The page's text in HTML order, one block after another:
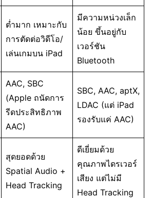
ต่ำมาก เหมาะกับ
การตัดต่อวิดีโอ/
เล่นเกมบน iPad
มีความหน่วงเล็ก
น้อย ขึ้นอยู่กับ
เวอร์ชัน
Bluetooth
AAC, SBC
(Apple ถนัดการ
รีดประสิทธิภาพ
AAC)
SBC, AAC, aptX,
LDAC (แต่ iPad
รองรับแค่ AAC)
สุดยอดด้วย
Spatial Audio +
Head Tracking
ดีเยี่ยมด้วย
คุณภาพไดรเวอร์
เสียง แต่ไม่มี
Head Tracking